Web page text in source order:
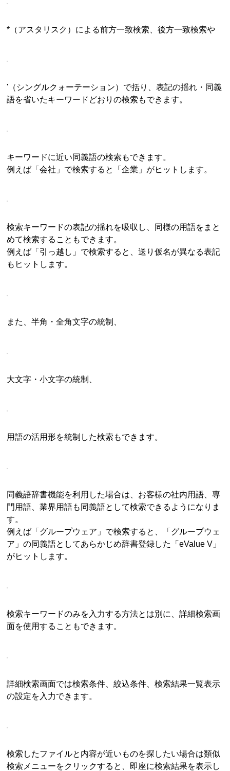
*（アスタリスク）による前方一致検索、後方一致検索や
'（シングルクォーテーション）で括り、表記の揺れ・同義
語を省いたキーワードどおりの検索もできます。
キーワードに近い同義語の検索もできます。
例えば「会社」で検索すると「企業」がヒットします。
検索キーワードの表記の揺れを吸収し、同様の用語をまと
めて検索することもできます。
例えば「引っ越し」で検索すると、送り仮名が異なる表記
もヒットします。
また、半角・全角文字の統制、
大文字・小文字の統制、
用語の活用形を統制した検索もできます。
同義語辞書機能を利用した場合は、お客様の社内用語、専
門用語、業界用語も同義語として検索できるようになりま
す。
例えば「グループウェア」で検索すると、「グループウェ
ア」の同義語としてあらかじめ辞書登録した「eValue V」
がヒットします。
検索キーワードのみを入力する方法とは別に、詳細検索画
面を使用することもできます。
詳細検索画面では検索条件、絞込条件、検索結果一覧表示
の設定を入力できます。
検索したファイルと内容が近いものを探したい場合は類似
検索メニューをクリックすると、即座に検索結果を表示し